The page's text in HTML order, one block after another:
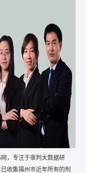
，专注于审判大数据研
收集福州市近年所有的刑